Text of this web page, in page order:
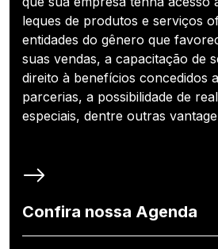
leques de produtos e serviços
entidades do gênero que
suas vendas, a capacitação de
direito à benefícios concedidos
parcerias, a possibilidade de
especiais, dentre outras
Confira nossa Agenda